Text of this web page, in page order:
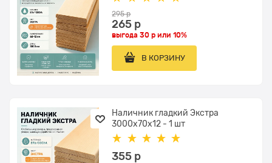
295 р
265 р
выгода30 р или10%
В КОРЗИНУ
Наличник гладкий Экстра
3000x70x12 - 1 шт
355 р